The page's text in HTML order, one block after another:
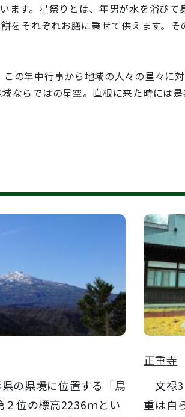
ます。星祭りとは、年男が水を浴び
をそれぞれお膳に乗せて供えます。
の年中行事から地域の人々の星々に
ならではの星空。直根に来た時には
の県境に位置する「鳥
２位の標高2236ｍとい
正重寺
文禄3
重は自